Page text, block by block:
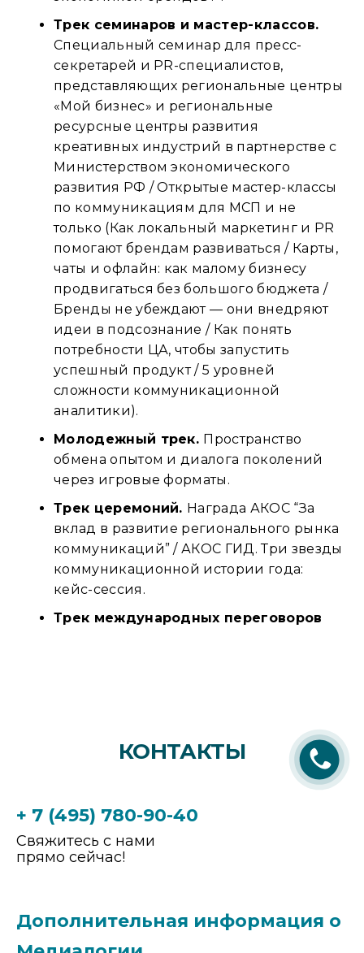
Трек семинаров и мастер-классов.
Специальный семинар для пресс-
секретарей и PR-специалистов,
представляющих региональные центры
«Мой бизнес» и региональные
ресурсные центры развития
креативных индустрий в партнерстве с
Министерством экономического
развития РФ / Открытые мастер-классы
по коммуникациям для МСП и не
только (Как локальный маркетинг и PR
помогают брендам развиваться / Карты,
чаты и офлайн: как малому бизнесу
продвигаться без большого бюджета /
Бренды не убеждают — они внедряют
идеи в подсознание / Как понять
потребности ЦА, чтобы запустить
успешный продукт / 5 уровней
сложности коммуникационной
аналитики).
Молодежный трек. Пространство
обмена опытом и диалога поколений
через игровые форматы.
Трек церемоний. Награда АКОС “За
вклад в развитие регионального рынка
коммуникаций” / АКОС ГИД. Три звезды
коммуникационной истории года:
кейс-сессия.
Трек международных переговоров
КОНТАКТЫ
+ 7 (495) 780-90-40
Свяжитесь с нами
прямо сейчас!
Дополнительная информация о